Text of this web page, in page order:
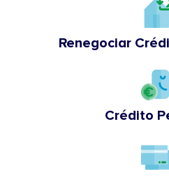
Renegociar
Crédito